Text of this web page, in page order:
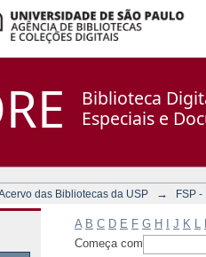
Biblioteca
Especiais e
das Bibliotecas da USP → FSP
A B C D E F G H J K
Começa com